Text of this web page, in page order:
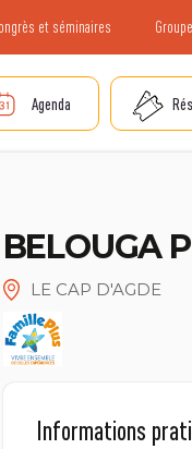
et séminaires
Agenda
BELOUGA
LE CAP D'AGDE
Informations